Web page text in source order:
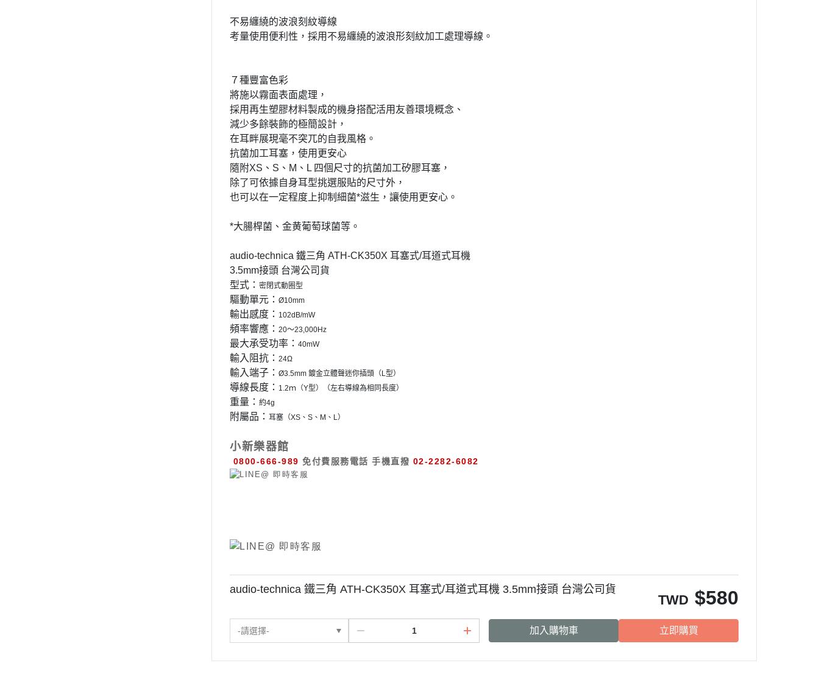
不易纏繞的波浪刻紋導線
考量使用便利性，採用不易纏繞的波浪形刻紋加工處理導線。
７種豐富色彩
將施以霧面表面處理，
採用再生塑膠材料製成的機身搭配活用友善環境概念、
減少多餘裝飾的極簡設計，
在耳畔展現毫不突兀的自我風格。
抗菌加工耳塞，使用更安心
隨附XS、S、M、L 四個尺寸的抗菌加工矽膠耳塞，
除了可依據自身耳型挑選服貼的尺寸外，
也可以在一定程度上抑制細菌*滋生，讓使用更安心。
*大腸桿菌、金黄葡萄球菌等。
audio-technica 鐵三角 ATH-CK350X 耳塞式/耳道式耳機
3.5mm接頭 台灣公司貨
型式： 密閉式動圈型
驅動單元： Ø10mm
輸出感度： 102dB/mW
頻率響應： 20～23,000Hz
最大承受功率： 40mW
輸入阻抗： 24Ω
輸入端子： Ø3.5mm 鍍金立體聲迷你插頭（L型）
導線長度： 1.2ｍ（Y型）（左右導線為相同長度）
重量： 約4g
附屬品： 耳塞（XS、S、M、L）
小新樂器館
0800-666-989 免付費服務電話 手機直撥 02-2282-6082
audio-technica 鐵三角 ATH-CK350X 耳塞式/耳道式耳機 3.5mm接頭 台灣公司貨
TWD $580
-請選擇- 加入購物車 立即購買